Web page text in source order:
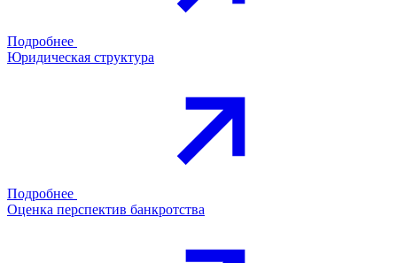
Подробнее
Юридическая структура
Подробнее
Оценка перспектив банкротства